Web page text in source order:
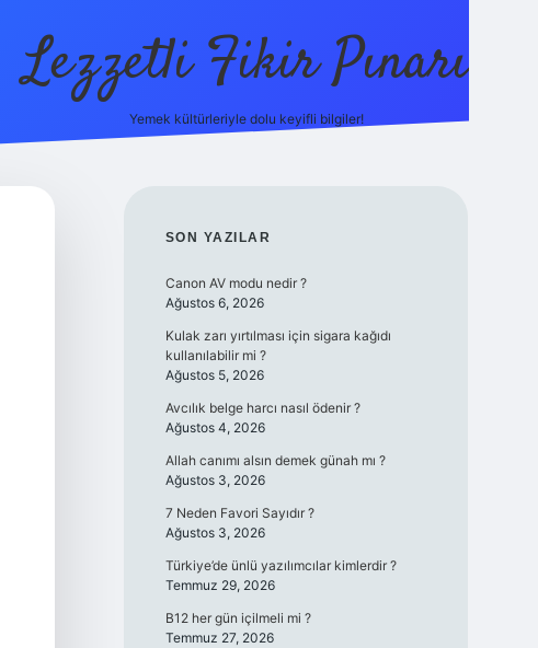
Lezzetli Fikir Pınarı
Yemek kültürleriyle dolu keyifli bilgiler!
SIDEBAR
SON YAZILAR
Canon AV modu nedir ?
Ağustos 6, 2026
Kulak zarı yırtılması için sigara kağıdı
kullanılabilir mi ?
Ağustos 5, 2026
Avcılık belge harcı nasıl ödenir ?
Ağustos 4, 2026
Allah canımı alsın demek günah mı ?
Ağustos 3, 2026
7 Neden Favori Sayıdır ?
Ağustos 3, 2026
Türkiye’de ünlü yazılımcılar kimlerdir ?
Temmuz 29, 2026
B12 her gün içilmeli mi ?
Temmuz 27, 2026